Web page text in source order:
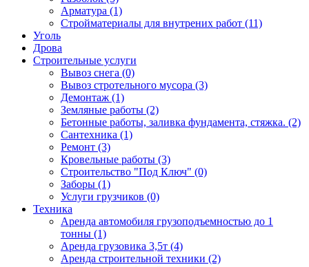
Арматура (1)
Стройматериалы для внутрених работ (11)
Уголь
Дрова
Строительные услуги
Вывоз снега (0)
Вывоз стротельного мусора (3)
Демонтаж (1)
Земляные работы (2)
Бетонные работы, заливка фундамента, стяжка. (2)
Сантехника (1)
Ремонт (3)
Кровельные работы (3)
Строительство "Под Ключ" (0)
Заборы (1)
Услуги грузчиков (0)
Техника
Аренда автомобиля грузоподъемностью до 1
тонны (1)
Аренда грузовика 3,5т (4)
Аренда строительной техники (2)